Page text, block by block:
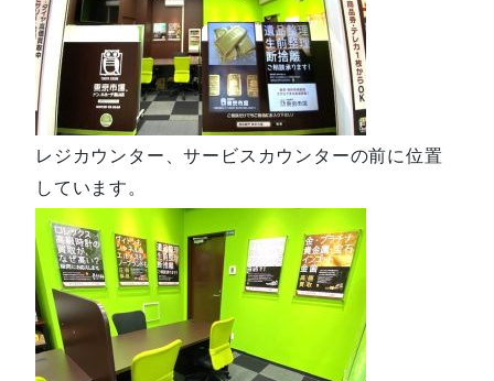
レジカウンター、サービスカウンターの前に位置
しています。